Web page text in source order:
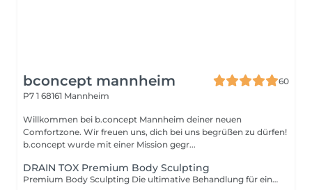
bconcept mannheim
60
P7 1 68161 Mannheim
Willkommen bei b.concept Mannheim deiner neuen
Comfortzone. Wir freuen uns, dich bei uns begrüßen zu dürfen!
b.concept wurde mit einer Mission gegr...
DRAIN TOX Premium Body Sculpting
Premium Body Sculpting Die ultimative Behandlung für eine straffe Silhouette Unsere exklusive Premium-Behandlung vereint die wirkungsvollsten Techniken für eine ganzheitliche Körperformung und Entspannung. Diese luxuriöse Behandlung kombiniert: Brasilianische Lymphdrainage Eine intensive Massage, die Wassereinlagerungen reduziert, die Durchblutung anregt und den Körper entschlackt. Perfekt für eine definiertere und straffere Silhouette. Madero-Therapie (Holzwalzen-Technik) Durch gezielten Druck mit speziell geformten Holzwalzen wird die Kollagenproduktion stimuliert, Fettdepots werden mobilisiert und das Hautbild gestrafft. Gua Sha-Technik Diese traditionelle Methode mit speziellen Massage-Tools fördert die Durchblutung, löst Verspannungen und sorgt für einen Detox-Effekt, der den Körper straffer und definierter erscheinen lässt. Diese Behandlung ist ideal für alle, die Entgiftung, Körperstraffung und Tiefenentspannung in einer einzigen luxuriösen Session erleben möchten. Gönn dir das Beste für deinen Körper!